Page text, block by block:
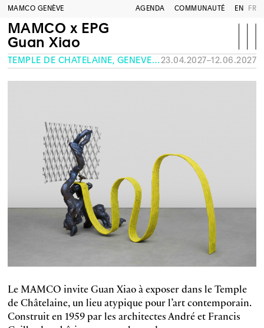
MAMCO GENÈVE AGENDA COMMUNAUTÉ EN FR
MAMCO x EPG
Guan Xiao
TEMPLE DE CHÂTELAINE, GENÈVE23.04.2027–12.06.2027
Le MAMCO invite Guan Xiao à exposer dans le Temple
de Châtelaine, un lieu atypique pour l’art contemporain.
Construit en 1959 par les architectes André et Francis